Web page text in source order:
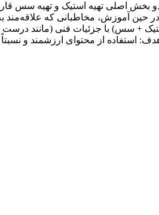
دو بخش اصلی تهیه استیک و تهیه سس
حین آموزش، مخاطبانی که علاقه‌مند به
+ سس) با جزئیات فنی (مانند
استفاده از محتوای ارزشمند و نسبتاً